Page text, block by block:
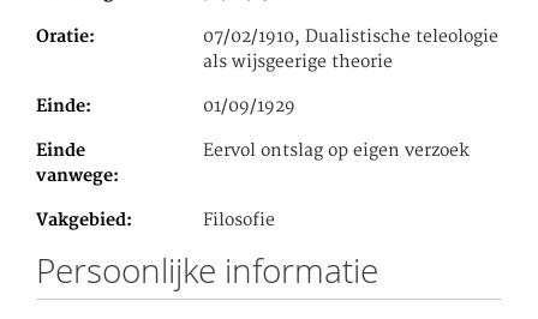
Oratie
07/02/1910, Dualistische teleologie
als wijsgeerige theorie
Einde 01/09/1929
Einde
vanwege
Eervol ontslag op eigen verzoek
Vakgebied Filosofie
Persoonlijke informatie